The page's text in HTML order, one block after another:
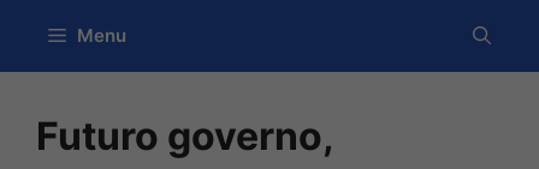
Menu
Futuro governo,